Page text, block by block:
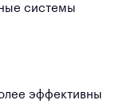
системы
эффективны